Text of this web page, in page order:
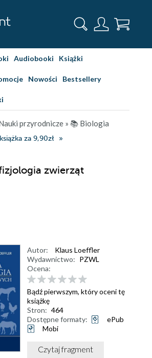
Audiobooki Książki
Nowości Bestsellery
przyrodnicze » 📚 Biologia
za 9,90zł
zwierząt
Autor:
Klaus Loeffler
Wydawnictwo: PZWL
Ocena:
Bądź pierwszym, który oceni tę
książkę
Stron: 464
Dostępne formaty:
ePub
Mobi
Czytaj fragment